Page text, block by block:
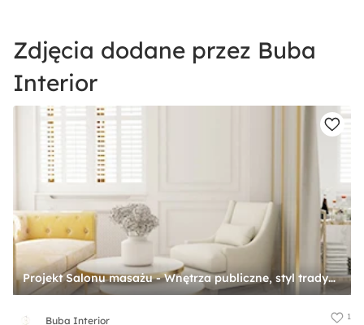
Zdjęcia dodane przez Buba
Interior
Projekt Salonu masażu - Wnętrza publiczne, styl tradycyjny - zdjęcie od Buba Interior
Buba Interior 1